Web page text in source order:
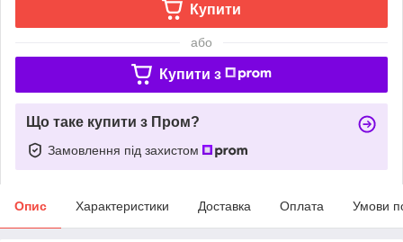
Купити
або
Купити з
Що таке купити з Пром?
Замовлення під захистом
Опис Характеристики Доставка Оплата Умови